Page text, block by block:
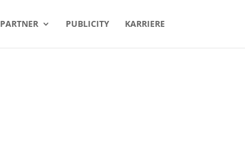
PARTNER PUBLICITY KARRIERE